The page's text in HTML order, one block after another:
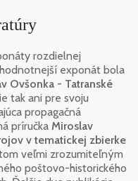
rozdielnej
exponát bola
Ovšonka - Tatranské
tak ani pre svoju
propagačná
príručka Miroslav
v tematickej zbierke
veľmi zrozumiteľným
poštovo-historického